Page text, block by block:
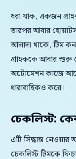
ধরা যাক, একজন
তারপর আবার
আলাদা থাকে, টিম
গ্রাহককে আবার শুরু
অটোমেশন কাজে
ধারাবাহিকও করে।
চেকলিস্ট:
এটি সিদ্ধান্ত
চেকলিস্ট টিমকে